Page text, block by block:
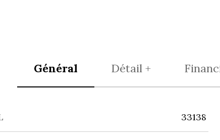
Général Détail +
33138